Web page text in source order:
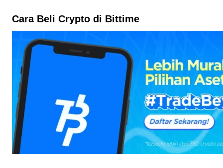
Cara Beli Crypto di Bittime